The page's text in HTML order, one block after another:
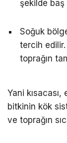
şekilde baş
Soğuk
tercih
toprağın
Yani
bitkinin kök
ve toprağın